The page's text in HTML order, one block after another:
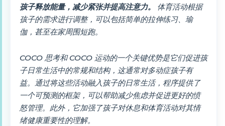
孩子释放能量，减少紧张并提高注意力。
体育活动根据
孩子的需求进行调整，可以包括简单的拉伸练习、瑜
伽，甚至在家周围短跑。
COCO 思考和 COCO 运动的一个关键优势是它们促进孩
子日常生活中的常规和结构，这通常对多动症孩子有
益。通过将这些活动融入孩子的日常生活，程序提供了
一个可预测的框架，可以帮助减少焦虑并促进更好的愤
怒管理。此外，它加强了孩子对休息和体育活动对其情
绪健康重要性的理解。